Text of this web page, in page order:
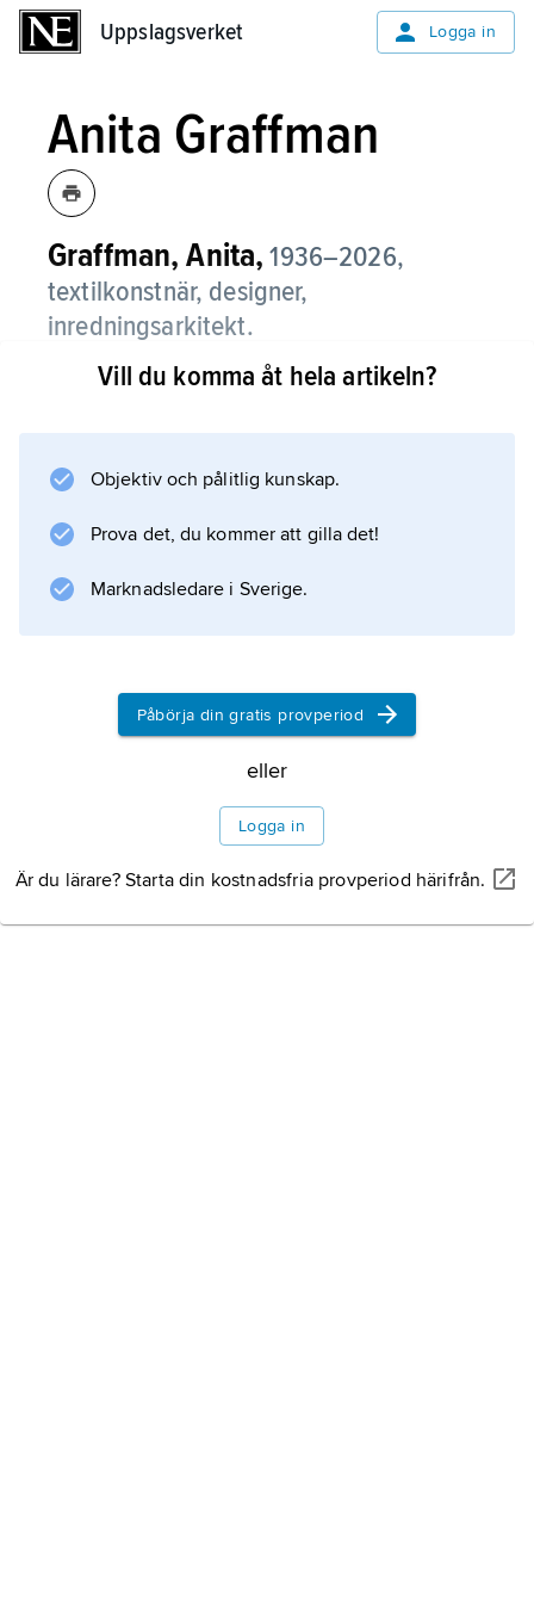
Uppslagsverket Logga in
Anita Graffman
Graffman, Anita, 1936–2026,
textilkonstnär, designer,
inredningsarkitekt.
Anita Graffman gjorde monumental textil för
av grövre garn ger en kraftfull och målerisk
kulturhistoriska miljöer samt gjorde tapet- och
mattkollektioner.
Information om artikeln
Vill du komma åt hela artikeln?
Objektiv och pålitlig kunskap.
Prova det, du kommer att gilla det!
Marknadsledare i Sverige.
Påbörja din gratis provperiod
eller
Logga in
Är du lärare? Starta din kostnadsfria provperiod härifrån.